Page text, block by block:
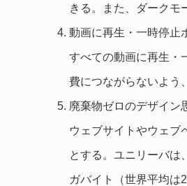
きる。また、ダークモ
動画に再生・一時停止
すべての動画に再生・
費につながらないよう
廃棄物ゼロのデザイン
ウェブサイトやウェブ
とする。ユニリーバは
ガバイト（世界平均は